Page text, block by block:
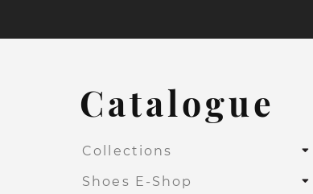
Catalogue
Collections
Shoes E-Shop